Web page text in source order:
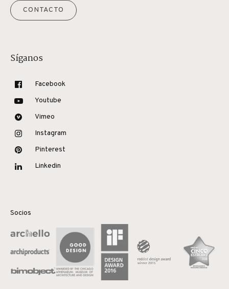
CONTACTO
Síganos
Facebook
Youtube
Vimeo
Instagram
Pinterest
Linkedin
Socios